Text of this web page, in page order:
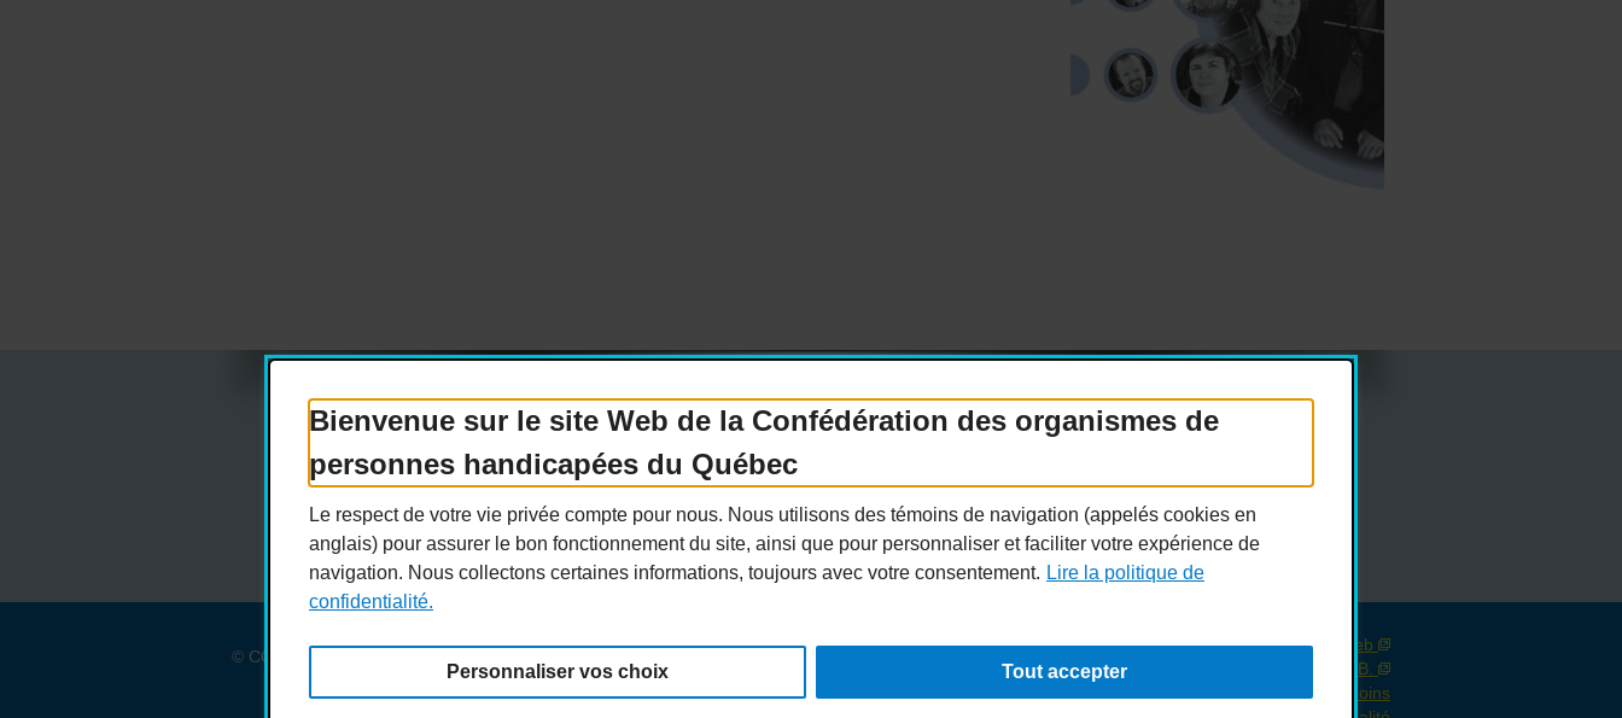
Bienvenue sur le site Web de la Confédération des organismes de
personnes handicapées du Québec
Le respect de votre vie privée compte pour nous. Nous utilisons des témoins de navigation (appelés cookies en
anglais) pour assurer le bon fonctionnement du site, ainsi que pour personnaliser et faciliter votre expérience de
navigation. Nous collectons certaines informations, toujours avec votre consentement. Lire la politique de
confidentialité.
Personnaliser vos choix Tout accepter
Actualités Devenir membre Nous joindre
Guide sur l’accessibilité universelle
FAQ
© COPHAN - Ensemble pour l'inclusion 2026. Tous droits réservés.
Conception :Ekloweb
Merryl B.
Personnaliser les témoins